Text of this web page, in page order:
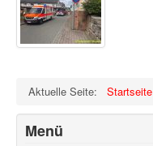
Aktuelle Seite: Startseite
Menü